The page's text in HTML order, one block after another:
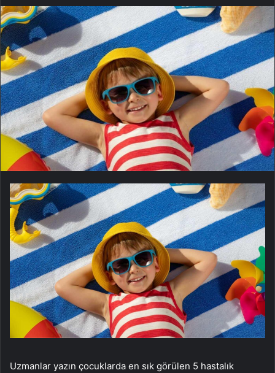
Uzmanlar yazın çocuklarda en sık görülen 5 hastalık